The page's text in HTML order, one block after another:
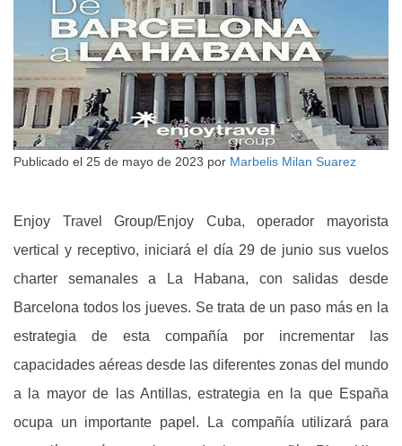
Publicado el 25 de mayo de 2023 por Marbelis Milan Suarez
Enjoy Travel Group/Enjoy Cuba, operador mayorista
vertical y receptivo, iniciará el día 29 de junio sus vuelos
charter semanales a La Habana, con salidas desde
Barcelona todos los jueves. Se trata de un paso más en la
estrategia de esta compañía por incrementar las
capacidades aéreas desde las diferentes zonas del mundo
a la mayor de las Antillas, estrategia en la que España
ocupa un importante papel. La compañía utilizará para